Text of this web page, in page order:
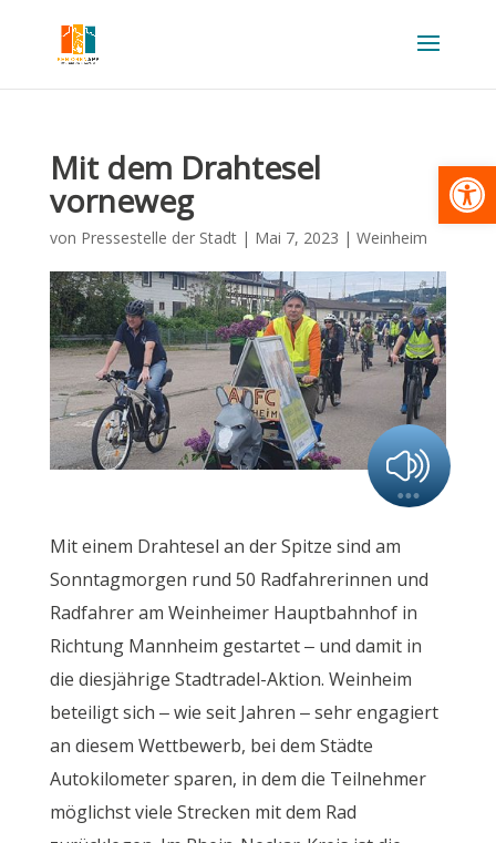
Mit dem Drahtesel
vorneweg
von Pressestelle der Stadt| Mai 7, 2023 | Weinheim
Mit einem Drahtesel an der Spitze sind am
Sonntagmorgen rund 50 Radfahrerinnen und
Radfahrer am Weinheimer Hauptbahnhof in
Richtung Mannheim gestartet – und damit in
die diesjährige Stadtradel-Aktion. Weinheim
beteiligt sich – wie seit Jahren – sehr engagiert
an diesem Wettbewerb, bei dem Städte
Autokilometer sparen, in dem die Teilnehmer
möglichst viele Strecken mit dem Rad